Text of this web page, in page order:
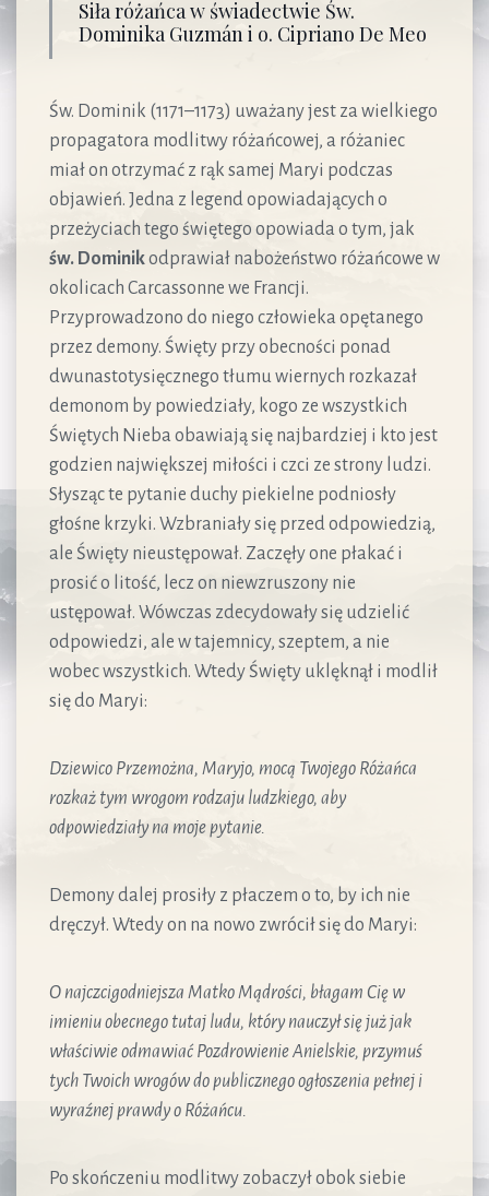
Siła różańca w świadectwie Św.
Dominika Guzmán i o. Cipriano De Meo
Św. Dominik (1171–1173) uważany jest za wielkiego
propagatora modlitwy różańcowej, a różaniec
miał on otrzymać z rąk samej Maryi podczas
objawień. Jedna z legend opowiadających o
przeżyciach tego świętego opowiada o tym, jak
św. Dominikodprawiał nabożeństwo różańcowe w
okolicach Carcassonne we Francji.
Przyprowadzono do niego człowieka opętanego
przez demony. Święty przy obecności ponad
dwunastotysięcznego tłumu wiernych rozkazał
demonom by powiedziały, kogo ze wszystkich
Świętych Nieba obawiają się najbardziej i kto jest
godzien największej miłości i czci ze strony ludzi.
Słysząc te pytanie duchy piekielne podniosły
głośne krzyki. Wzbraniały się przed odpowiedzią,
ale Święty nieustępował. Zaczęły one płakać i
prosić o litość, lecz on niewzruszony nie
ustępował. Wówczas zdecydowały się udzielić
odpowiedzi, ale w tajemnicy, szeptem, a nie
wobec wszystkich. Wtedy Święty uklęknął i modlił
się do Maryi:
Dziewico Przemożna, Maryjo, mocą Twojego Różańca
rozkaż tym wrogom rodzaju ludzkiego, aby
odpowiedziały na moje pytanie.
Demony dalej prosiły z płaczem o to, by ich nie
dręczył. Wtedy on na nowo zwrócił się do Maryi:
O najczcigodniejsza Matko Mądrości, błagam Cię w
imieniu obecnego tutaj ludu, który nauczył się już jak
właściwie odmawiać Pozdrowienie Anielskie, przymuś
tych Twoich wrogów do publicznego ogłoszenia pełnej i
wyraźnej prawdy o Różańcu.
Po skończeniu modlitwy zobaczył obok siebie